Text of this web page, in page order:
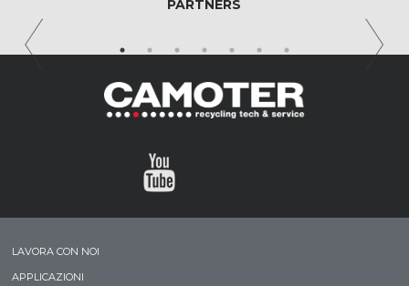
PARTNERS
LAVORA CON NOI
APPLICAZIONI